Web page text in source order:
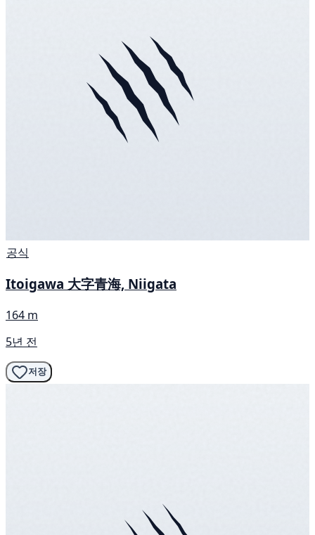
공식
Itoigawa 大字青海, Niigata
164 m
5년 전
저장